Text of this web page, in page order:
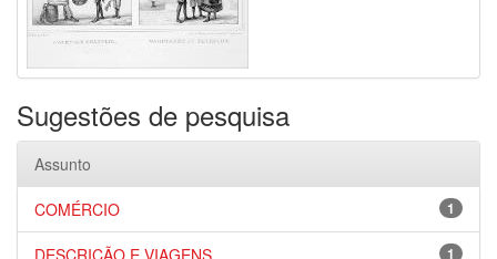
Sugestões de pesquisa
Assunto
1
COMÉRCIO
1
DESCRIÇÃO E VIAGENS